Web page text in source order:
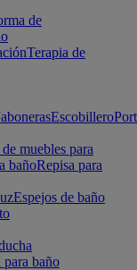
de
Terapia de
Escobillero
muebles para
bañoRepisa para
Espejos de baño
para baño